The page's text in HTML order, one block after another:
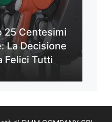
25 Centesimi
La Decisione
Felici Tutti